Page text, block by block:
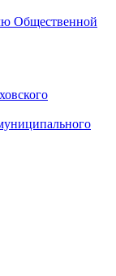
Общественной